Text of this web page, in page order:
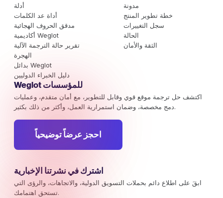
أدلة
أداة عد الكلمات
مدقق الحروف الهجائية
أكاديمية Weglot
تقرير حالة الترجمة الآلية
الهجرة
بدائل Weglot
دليل الخبراء الدوليين
مدونة
خطة تطوير المنتج
سجل التغييرات
الحالة
الثقة والأمان
Weglot للمؤسسات
اكتشف حل ترجمة موقع قوي وقابل للتطوير، مع أمان متقدم، وعمليات
دمج مخصصة، وضمان استمرارية العمل، وأكثر من ذلك بكثير.
احجز عرضاً توضيحياً
اشترك في نشرتنا الإخبارية
ابقَ على اطلاع دائم بحملات التسويق الدولية، والاتجاهات، والرؤى التي
تستحق اهتمامك.